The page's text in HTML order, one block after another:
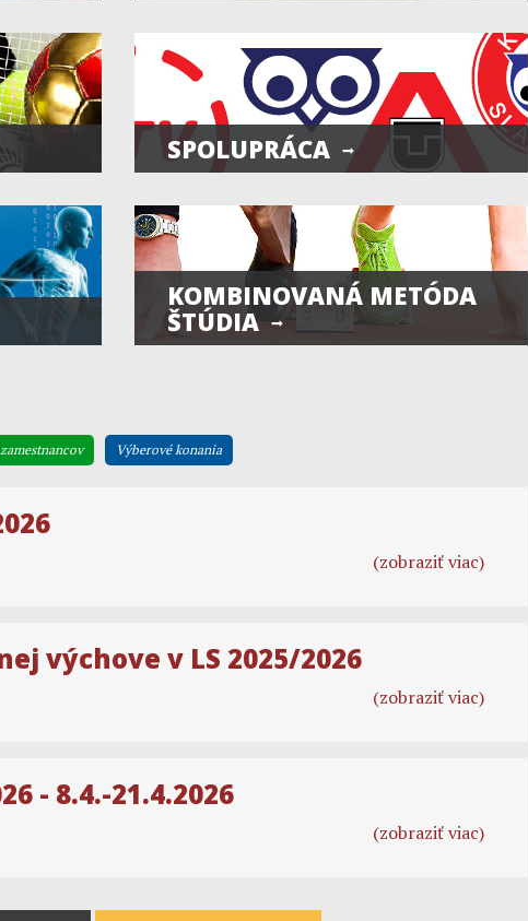
SPOLUPRÁCA
KOMBINOVANÁ METÓDA
ŠTÚDIA
Výberové konania
(zobraziť viac)
výchove v LS 2025/2026
(zobraziť viac)
- 8.4.-21.4.2026
(zobraziť viac)